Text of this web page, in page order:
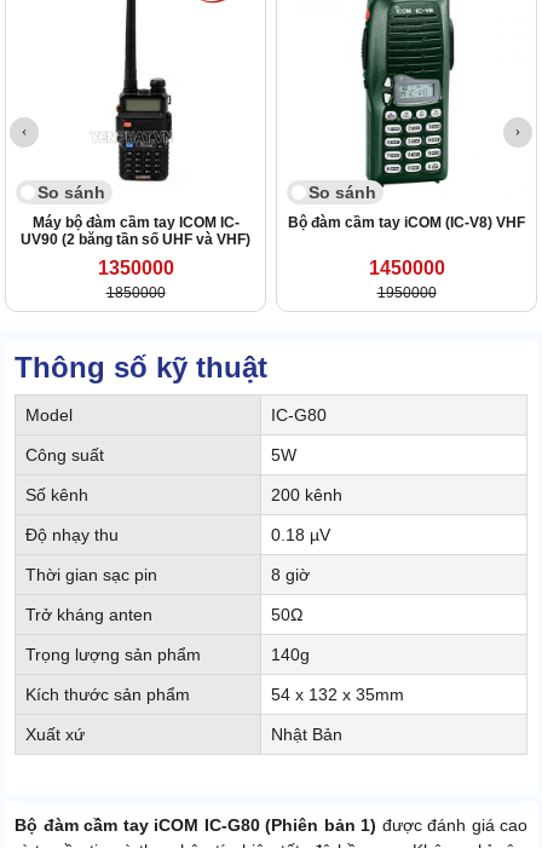
So sánh
Máy bộ đàm cầm tay ICOM IC-
UV90 (2 băng tần số UHF và VHF)
1350000
1850000
So sánh
Bộ đàm cầm tay iCOM (IC-V8) VHF
1450000
1950000
Thông số kỹ thuật
Model IC-G80
Công suất 5W
Số kênh 200 kênh
Độ nhạy thu 0.18 µV
Thời gian sạc pin 8 giờ
Trở kháng anten 50Ω
Trọng lượng sản phẩm 140g
Kích thước sản phẩm 54 x 132 x 35mm
Xuất xứ Nhật Bản
Bộ đàm cầm tay iCOM IC-G80 (Phiên bản 1) được đánh giá cao